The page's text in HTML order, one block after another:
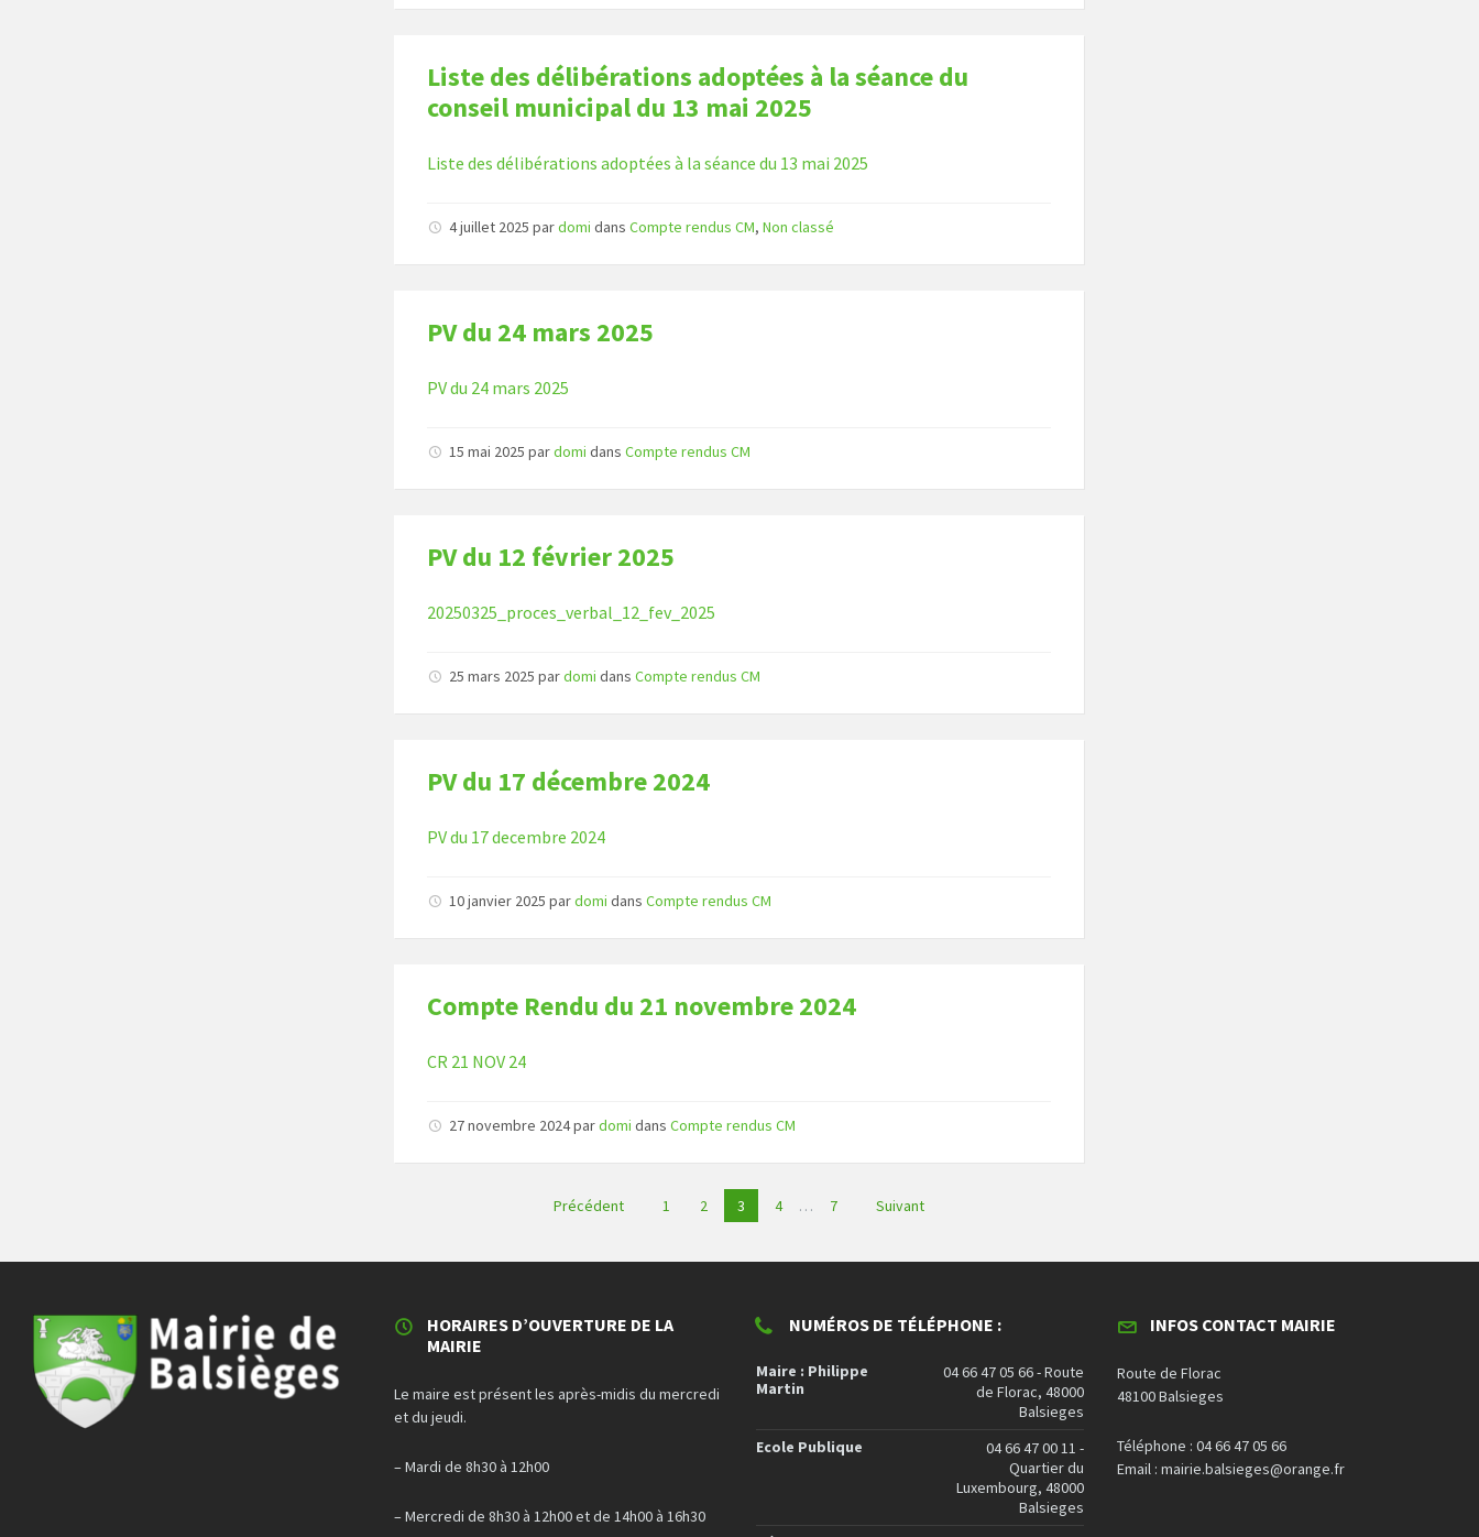
Liste des délibérations adoptées à la séance du
conseil municipal du 13 mai 2025
Liste des délibérations adoptées à la séance du 13 mai 2025
4 juillet 2025pardomi dansCompte rendus CM,Non classé
PV du 24 mars 2025
PV du 24 mars 2025
15 mai 2025pardomi dansCompte rendus CM
PV du 12 février 2025
20250325_proces_verbal_12_fev_2025
25 mars 2025pardomi dansCompte rendus CM
PV du 17 décembre 2024
PV du 17 decembre 2024
10 janvier 2025pardomi dansCompte rendus CM
Compte Rendu du 21 novembre 2024
CR 21 NOV 24
27 novembre 2024pardomi dansCompte rendus CM
publications
Précédent 1 2 3 4 … 7 Suivant
HORAIRES D’OUVERTURE DE LA
MAIRIE
Le maire est présent les après-midis du mercredi
et du jeudi.
– Mardi de 8h30 à 12h00
– Mercredi de 8h30 à 12h00 et de 14h00 à 16h30
NUMÉROS DE TÉLÉPHONE :
Maire : Philippe
Martin
04 66 47 05 66 - Route
de Florac, 48000
Balsieges
Ecole Publique
04 66 47 00 11 -
Quartier du
Luxembourg, 48000
Balsieges
INFOS CONTACT MAIRIE
Route de Florac
48100 Balsieges
Téléphone : 04 66 47 05 66
Email : mairie.balsieges@orange.fr